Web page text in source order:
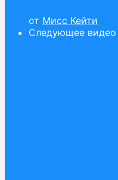
от Мисс Кейти
Следующее видео